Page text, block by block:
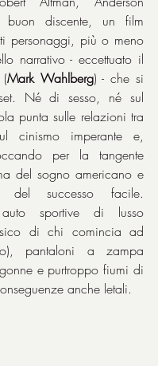
buon discente, un film
personaggi, più o meno
narrativo - eccettuato il
Mark Wahlberg) - che si
Né di sesso, né sul
punta sulle relazioni tra
cinismo imperante e,
per la tangente
del sogno americano e
del successo facile.
auto sportive di lusso
di chi comincia ad
pantaloni a zampa
e purtroppo fiumi di
anche letali.